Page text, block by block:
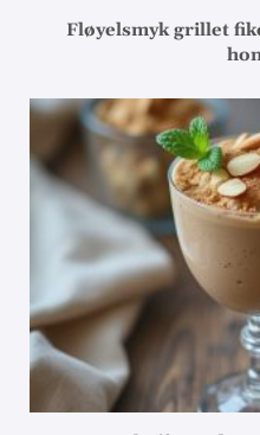
Fløyelsmyk grillet